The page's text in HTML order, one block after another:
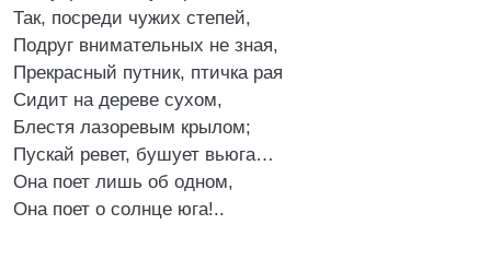
Так, посреди чужих степей,
Подруг внимательных не зная,
Прекрасный путник, птичка рая
Сидит на дереве сухом,
Блестя лазоревым крылом;
Пускай ревет, бушует вьюга…
Она поет лишь об одном,
Она поет о солнце юга!..